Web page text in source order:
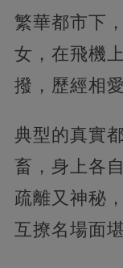
繁華都市下
女，在飛機
撥，歷經相
典型的真實
畜，身上各
疏離又神秘
互撩名場面